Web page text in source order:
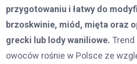
przygotowaniu i łatwy do
brzoskwinie, miód, mięta oraz
grecki lub lody waniliowe.
owoców rośnie w Polsce ze